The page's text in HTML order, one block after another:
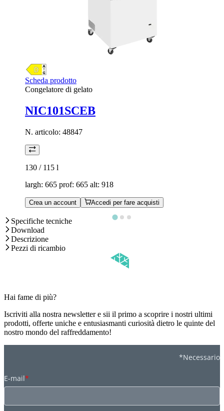
Scheda prodotto
Congelatore di gelato
NIC101SCEB
N. articolo: 48847
130 / 115 l
largh: 665 prof: 665 alt: 918
Crea un account Accedi per fare acquisti
Specifiche tecniche
Download
Descrizione
Pezzi di ricambio
Hai fame di più?
Iscriviti alla nostra newsletter e sii il primo a scoprire i nostri ultimi
prodotti, offerte uniche e entusiasmanti curiosità dietro le quinte del
nostro mondo del raffreddamento!
*Necessario
E-mail*